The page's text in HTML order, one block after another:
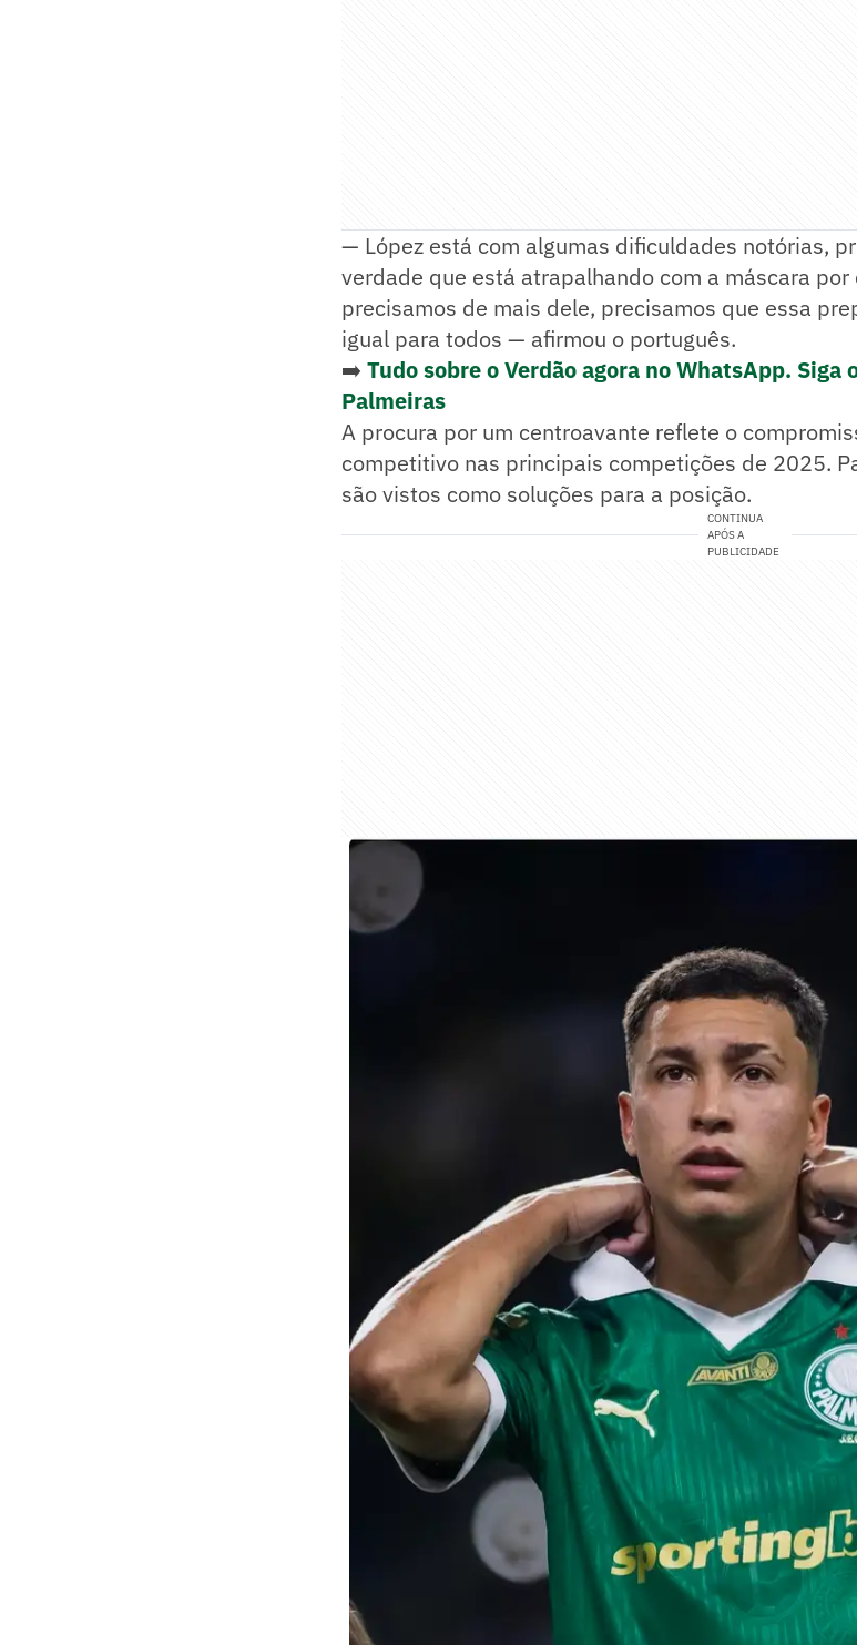
— López está com algumas dificuldades notórias,
verdade que está atrapalhando com a máscara por
precisamos de mais dele, precisamos que essa
igual para todos — afirmou o português.
➡️ Tudo sobre o Verdão agora no WhatsApp. Siga
Palmeiras
A procura por um centroavante reflete o
competitivo nas principais competições de 2025.
são vistos como soluções para a posição.
CONTINUA
APÓS A
PUBLICIDADE